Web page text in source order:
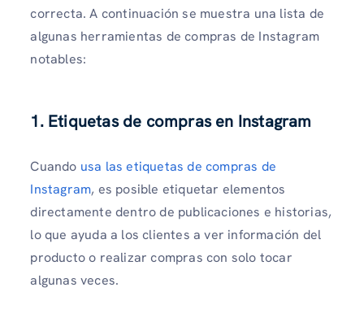
correcta. A continuación se muestra una lista de
algunas herramientas de compras de Instagram
notables:
1. Etiquetas de compras en Instagram
Cuando usa las etiquetas de compras de
Instagram, es posible etiquetar elementos
directamente dentro de publicaciones e historias,
lo que ayuda a los clientes a ver información del
producto o realizar compras con solo tocar
algunas veces.